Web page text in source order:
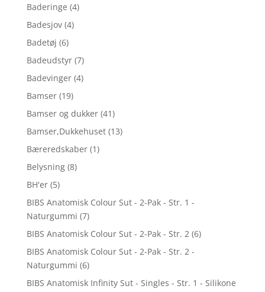
Baderinge (4)
Badesjov (4)
Badetøj (6)
Badeudstyr (7)
Badevinger (4)
Bamser (19)
Bamser og dukker (41)
Bamser,Dukkehuset (13)
Bæreredskaber (1)
Belysning (8)
BH'er (5)
BIBS Anatomisk Colour Sut - 2-Pak - Str. 1 -
Naturgummi (7)
BIBS Anatomisk Colour Sut - 2-Pak - Str. 2 (6)
BIBS Anatomisk Colour Sut - 2-Pak - Str. 2 -
Naturgummi (6)
BIBS Anatomisk Infinity Sut - Singles - Str. 1 - Silikone